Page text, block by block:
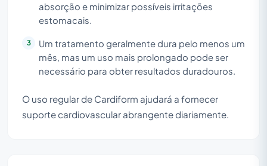
absorção e minimizar possíveis irritações
estomacais.
Um tratamento geralmente dura pelo menos um
mês, mas um uso mais prolongado pode ser
necessário para obter resultados duradouros.
O uso regular de Cardiform ajudará a fornecer
suporte cardiovascular abrangente diariamente.